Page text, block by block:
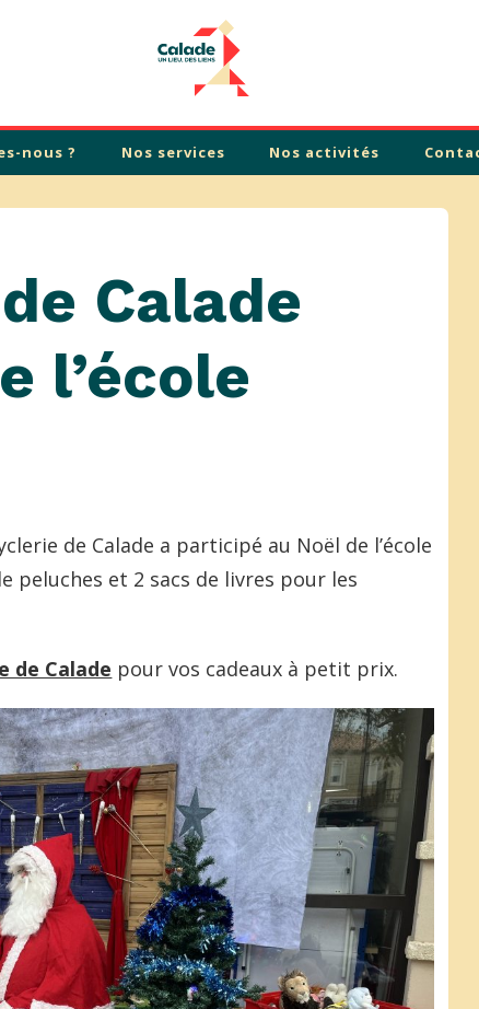
nous ? Nos services Nos activités
Calade
l’école
de Calade a participé au Noël de l’école
peluches et 2 sacs de livres pour les
de Calade pour vos cadeaux à petit prix.